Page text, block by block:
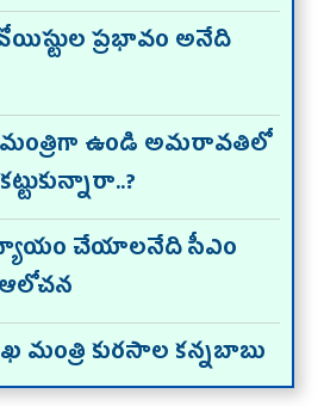
ప్రభావం అనేది
ఉండి అమరావతిలో
న్యాయం చేయాలనేది సీఎం
కురసాల కన్నబాబు